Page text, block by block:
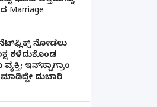
Marriage
ನೋಡಲು
ಕಳೆದುಕೊಂಡ
ಇನ್‌ಸ್ಟಾಗ್ರಾಂ
ದುಬಾರಿ